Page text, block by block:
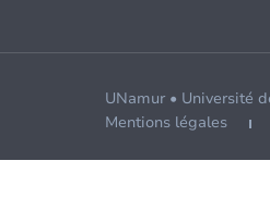
UNamur • Université
Mentions légales